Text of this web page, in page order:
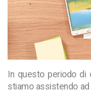
In questo periodo di
stiamo assistendo